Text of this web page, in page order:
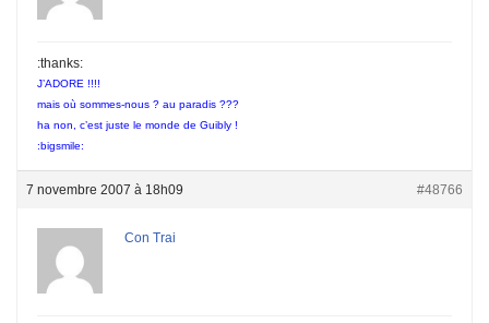
:thanks:
J’ADORE !!!!
mais où sommes-nous ? au paradis ???
ha non, c’est juste le monde de Guibly !
:bigsmile:
7 novembre 2007 à 18h09 #48766
Con Trai